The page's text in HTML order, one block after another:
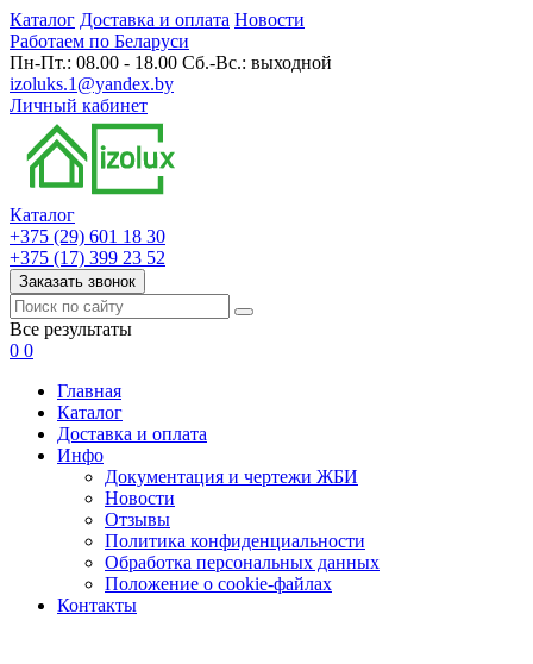
Каталог Доставка и оплата Новости
Работаем по Беларуси
Пн-Пт.: 08.00 - 18.00 Сб.-Вс.: выходной
izoluks.1@yandex.by
Личный кабинет
Каталог
+375 (29) 601 18 30
+375 (17) 399 23 52
Заказать звонок
Все результаты
0 0
Главная
Каталог
Доставка и оплата
Инфо
Документация и чертежи ЖБИ
Новости
Отзывы
Политика конфиденциальности
Обработка персональных данных
Положение о cookie-файлах
Контакты